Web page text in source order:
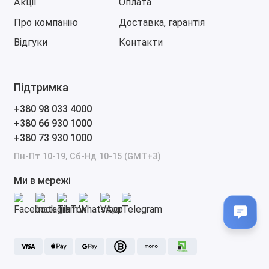
програми на Ваш комп'ютер через софт для
віддаленого доступу TeamViewer.
Про компанію
Відгуки
Доставка, гарантія
Контакти
Підтримка
+380 98 033 4000
+380 66 930 1000
+380 73 930 1000
Пн-Пт 10-19, Сб-Нд 10-15 (GMT+3)
Ми в мережі